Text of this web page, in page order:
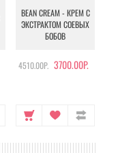
BEAN CREAM - КРЕМ С
ЭКСТРАКТОМ СОЕВЫХ
БОБОВ
4510.00Р. 3700.00Р.